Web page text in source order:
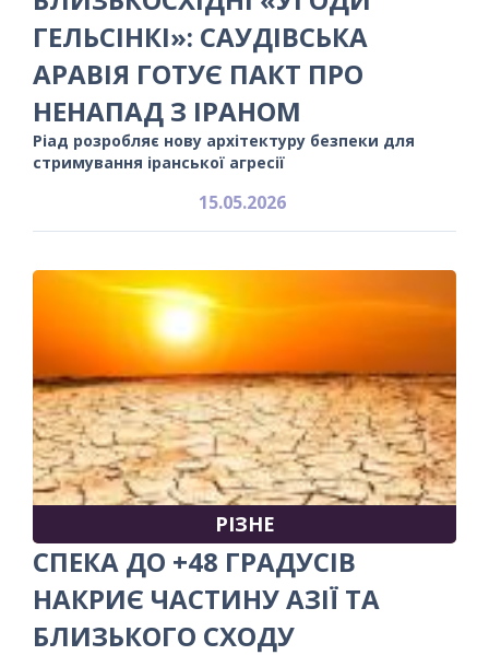
ГЕЛЬСІНКІ»: САУДІВСЬКА
АРАВІЯ ГОТУЄ ПАКТ ПРО
НЕНАПАД З ІРАНОМ
Ріад розробляє нову архітектуру безпеки для
стримування іранської агресії
15.05.2026
РІЗНЕ
СПЕКА ДО +48 ГРАДУСІВ
НАКРИЄ ЧАСТИНУ АЗІЇ ТА
БЛИЗЬКОГО СХОДУ